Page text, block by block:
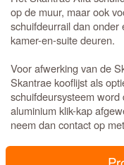
op de muur, maar ook
schuifdeurrail dan onder
kamer-en-suite deuren.
Voor afwerking van de
Skantrae kooflijst als
schuifdeursysteem
aluminium klik-kap
neem dan contact op